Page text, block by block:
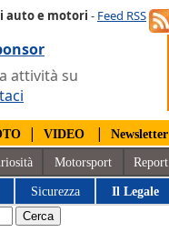
auto e motori - Feed RSS
attività su
| VIDEO | Newsletter
Motorsport Report
Sicurezza Il Legale